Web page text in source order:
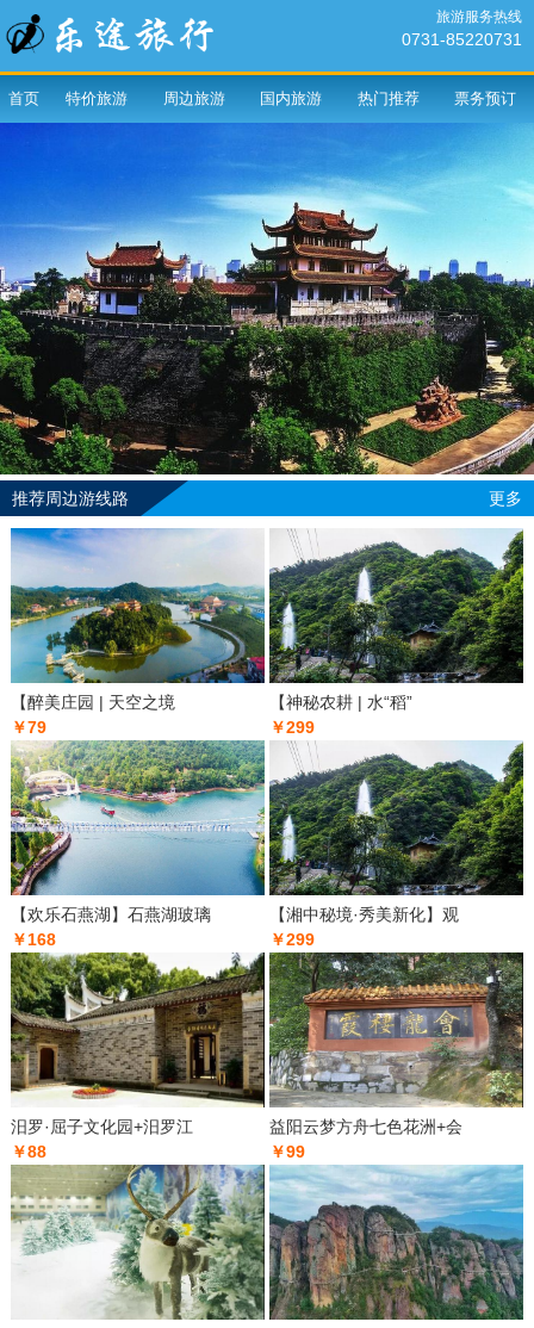
旅游服务热线
0731-85220731
首页 特价旅游 周边旅游 国内旅游 热门推荐 票务预订
推荐周边游线路 更多
【醉美庄园 | 天空之境
￥79
【神秘农耕 | 水“稻”
￥299
【欢乐石燕湖】石燕湖玻璃
￥168
【湘中秘境·秀美新化】观
￥299
汨罗·屈子文化园+汨罗江
￥88
益阳云梦方舟七色花洲+会
￥99